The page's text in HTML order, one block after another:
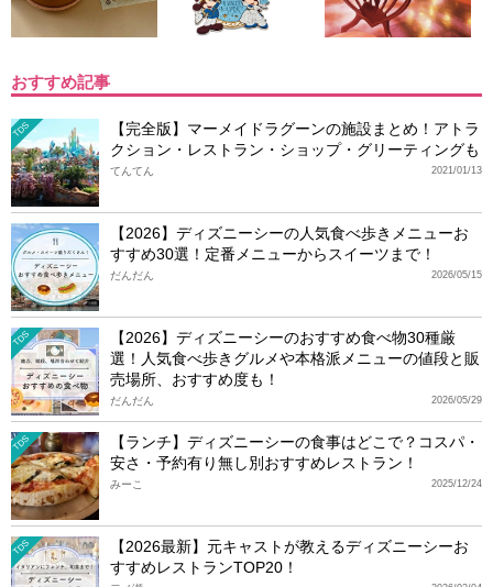
おすすめ記事
TDS
【完全版】マーメイドラグーンの施設まとめ！アトラ
クション・レストラン・ショップ・グリーティングも
2021/01/13
てんてん
【2026】ディズニーシーの人気食べ歩きメニューお
すすめ30選！定番メニューからスイーツまで！
2026/05/15
だんだん
TDS
【2026】ディズニーシーのおすすめ食べ物30種厳
選！人気食べ歩きグルメや本格派メニューの値段と販
売場所、おすすめ度も！
2026/05/29
だんだん
TDS
【ランチ】ディズニーシーの食事はどこで？コスパ・
安さ・予約有り無し別おすすめレストラン！
2025/12/24
みーこ
TDS
【2026最新】元キャストが教えるディズニーシーお
すすめレストランTOP20！